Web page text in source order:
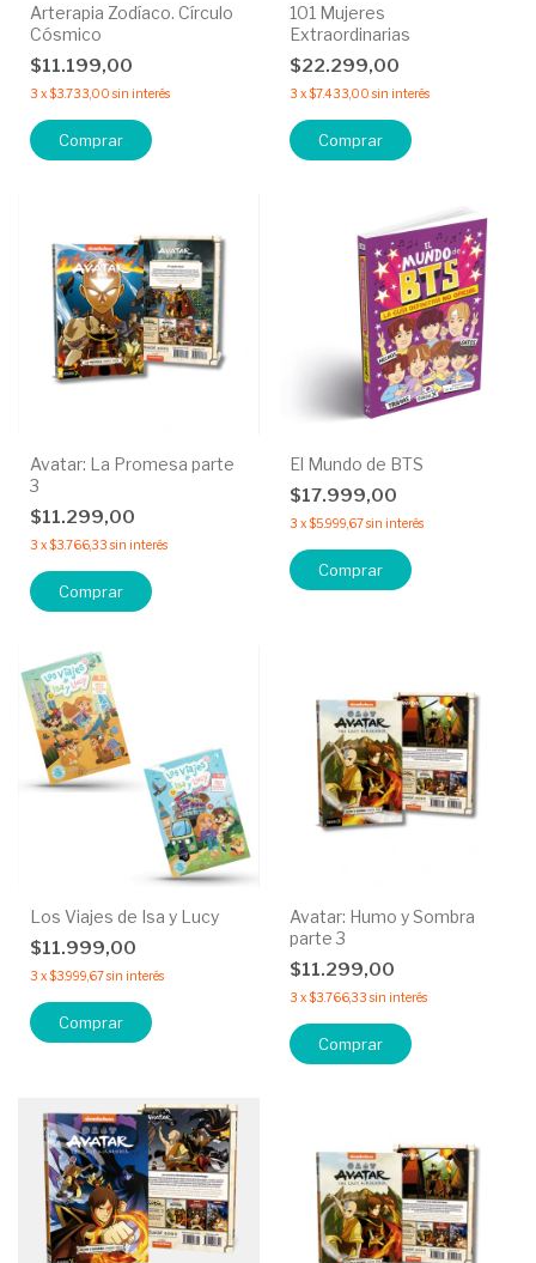
Arterapia Zodíaco. Círculo
Cósmico
$11.199,00
3 x$3.733,00 sin interés
101 Mujeres
Extraordinarias
$22.299,00
3 x$7.433,00 sin interés
Comprar
Avatar: La Promesa parte
3
$11.299,00
3 x$3.766,33 sin interés
El Mundo de BTS
$17.999,00
3 x$5.999,67sin interés
Los Viajes de Isa y Lucy
$11.999,00
3 x$3.999,67sin interés
Comprar
Avatar: Humo y Sombra
parte 3
$11.299,00
3 x$3.766,33 sin interés